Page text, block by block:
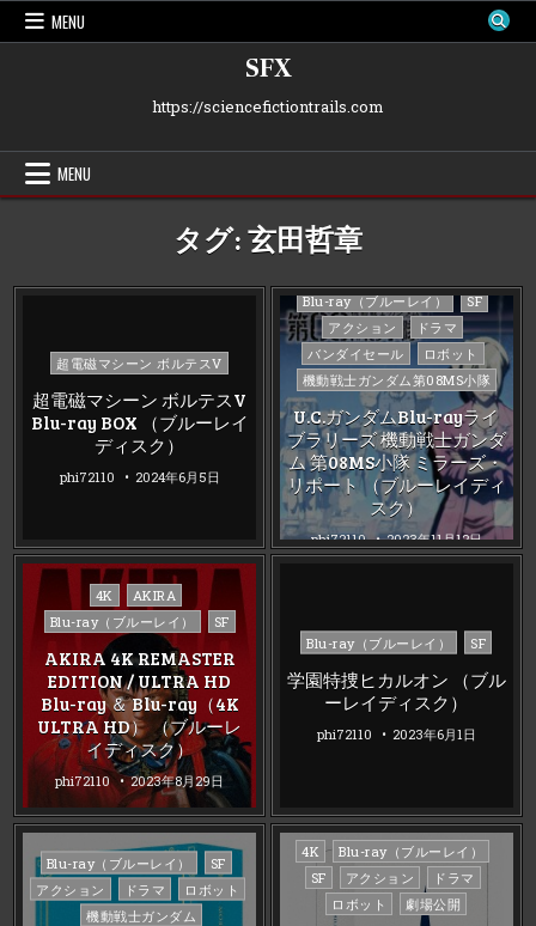
Skip
MENU
SFX
https://sciencefictiontrails.com
MENU
タグ:玄田哲章
Posted
超電磁マシーン ボルテスV
超電磁マシーン ボルテスV
Blu-ray BOX （ブルーレイ
ディスク）
phi72110 2024年6月5日
Posted
in
Blu-ray（ブルーレイ）
SF
アクション
ドラマ
バンダイセール
ロボット
機動戦士ガンダム第08MS小隊
U.C.ガンダムBlu-rayライ
ブラリーズ 機動戦士ガンダ
ム 第08MS小隊 ミラーズ・
リポート （ブルーレイディ
スク）
phi72110 2023年11月12日
Posted
in
4K
AKIRA
Blu-ray（ブルーレイ）
SF
AKIRA 4K REMASTER
EDITION / ULTRA HD
Blu-ray ＆ Blu-ray（4K
ULTRA HD） （ブルーレ
イディスク）
phi72110 2023年8月29日
Posted
Blu-ray（ブルーレイ） SF
学園特捜ヒカルオン （ブル
ーレイディスク）
phi72110 2023年6月1日
Posted
in
Blu-ray（ブルーレイ）
SF
アクション
ドラマ
ロボット
機動戦士ガンダム
Posted
in
4K
Blu-ray（ブルーレイ）
SF
アクション
ドラマ
ロボット
劇場公開